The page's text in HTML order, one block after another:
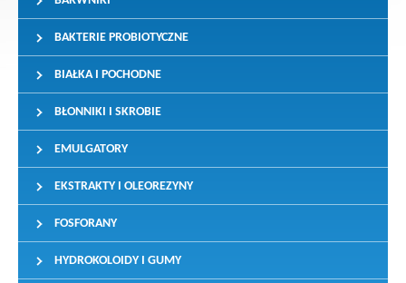
BAKTERIE PROBIOTYCZNE
BIAŁKA I POCHODNE
BŁONNIKI I SKROBIE
EMULGATORY
EKSTRAKTY I OLEOREZYNY
FOSFORANY
HYDROKOLOIDY I GUMY